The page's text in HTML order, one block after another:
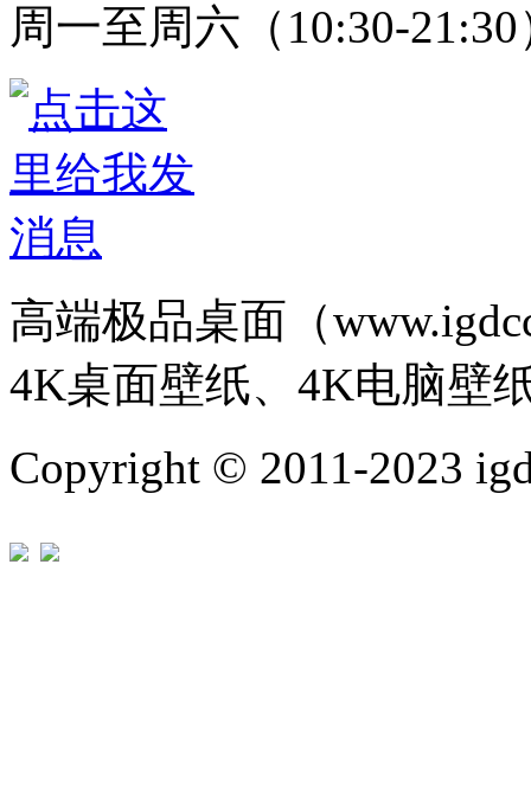
周一至周六（10:30-21:30
高端极品桌面（
4K桌面壁纸、4K电脑壁
Copyright © 2011-2023